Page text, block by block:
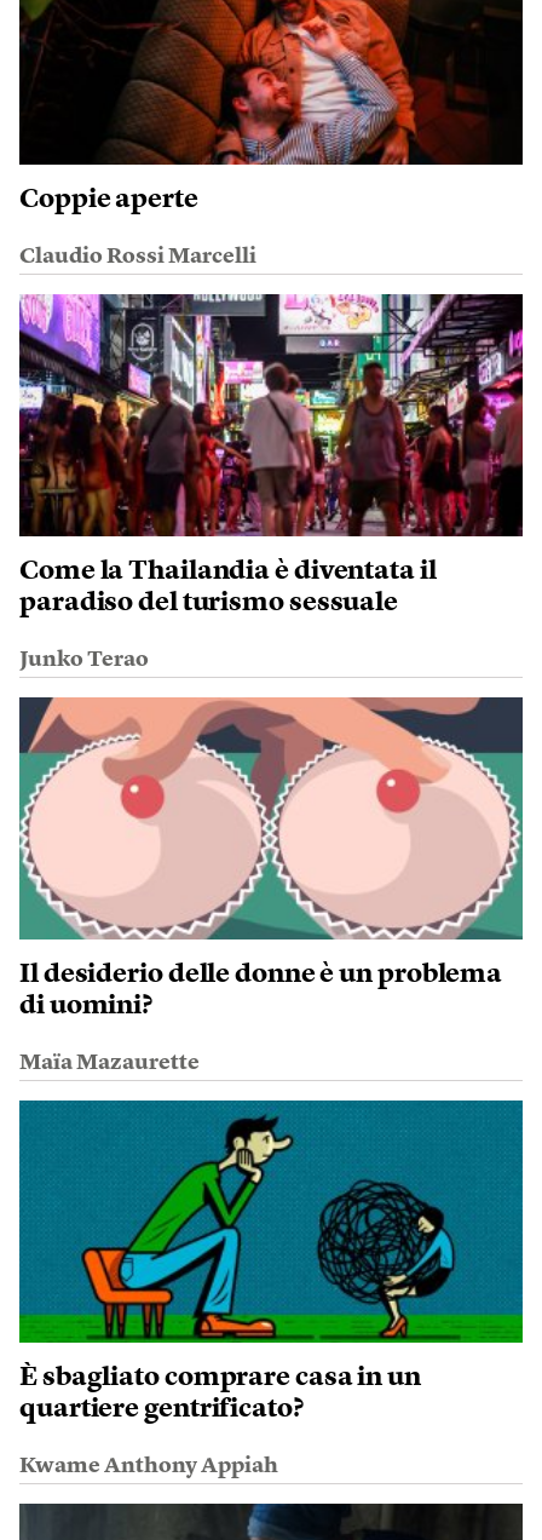
Coppie aperte
Claudio Rossi Marcelli
Come la Thailandia è diventata il
paradiso del turismo sessuale
Junko Terao
Il desiderio delle donne è un problema
di uomini?
Maïa Mazaurette
È sbagliato comprare casa in un
quartiere gentrificato?
Kwame Anthony Appiah